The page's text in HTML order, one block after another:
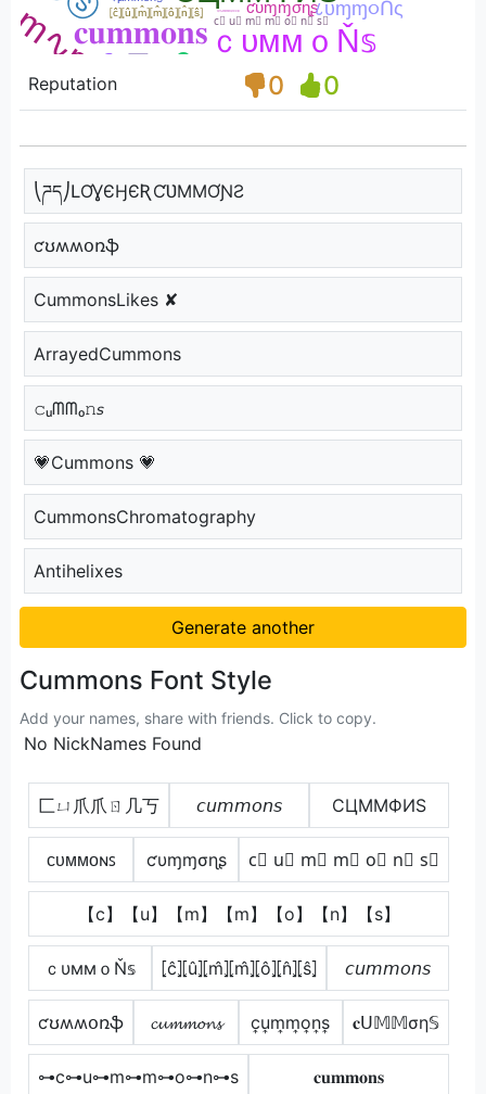
Reputation 0 0
⎝ཌད⎠ԼƠƔЄӇЄƦƇƲMMƠƝƧ
ƈʊʍʍօռֆ
CummonsLikes ✘
ArrayedCummons
𝚌ᵤᗰᗰₒ𝚗𝘴
💗Cummons 💗
CummonsChromatography
Antihelixes
Generate another
Cummons Font Style
Add your names, share with friends. Click to copy.
No NickNames Found
匚ㄩ爪爪ㄖ几丂 𝘤𝘶𝘮𝘮𝘰𝘯𝘴 CЦMMФИS
ᴄᴜᴍᴍᴏɴꜱ ƈυɱɱσɳʂ c⃣ u⃣ m⃣ m⃣ o⃣ n⃣ s⃣
【c】【u】【m】【m】【o】【n】【s】
ｃυммｏŇ𝕤 ⦏ĉ⦎⦏û⦎⦏m̂⦎⦏m̂⦎⦏ô⦎⦏n̂⦎⦏ŝ⦎ 𝘤𝘶𝘮𝘮𝘰𝘯𝘴
ƈʊʍʍօռֆ 𝓬𝓾𝓶𝓶𝓸𝓷𝓼 c͎u͎m͎m͎o͎n͎s͎ 𝐜ᑌ𝕄𝕄ση𝕊
⊶c⊶u⊶m⊶m⊶o⊶n⊶s 𝐜𝐮𝐦𝐦𝐨𝐧𝐬